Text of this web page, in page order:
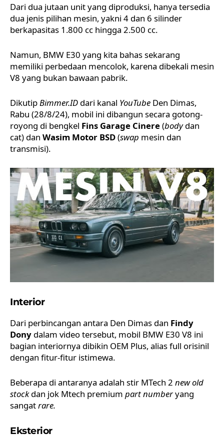
Dari dua jutaan unit yang diproduksi, hanya tersedia
dua jenis pilihan mesin, yakni 4 dan 6 silinder
berkapasitas 1.800 cc hingga 2.500 cc.
Namun, BMW E30 yang kita bahas sekarang
memiliki perbedaan mencolok, karena dibekali mesin
V8 yang bukan bawaan pabrik.
DikutipBimmer.ID dari kanal YouTube Den Dimas,
Rabu (28/8/24), mobil ini dibangun secara gotong-
royong di bengkel Fins Garage Cinere(bodydan
cat) dan Wasim Motor BSD(swap mesin dan
transmisi).
Interior
Dari perbincangan antara Den Dimas dan Findy
Dony dalam video tersebut, mobil BMW E30 V8 ini
bagian interiornya dibikin OEM Plus, alias full orisinil
dengan fitur-fitur istimewa.
Beberapa di antaranya adalah stir MTech 2 new old
stockdan jok Mtech premium part numberyang
sangatrare.
Eksterior